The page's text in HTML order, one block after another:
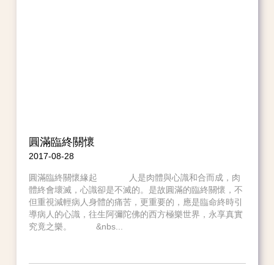
圓滿臨終關懷
2017-08-28
圓滿臨終關懷緣起 人是肉體與心識和合而成，肉
體終會壞滅，心識卻是不滅的。是故圓滿的臨終關懷，不
但重視減輕病人身體的痛苦，更重要的，應是臨命終時引
導病人的心識，往生阿彌陀佛的西方極樂世界，永享真實
究竟之樂。 &nbs...